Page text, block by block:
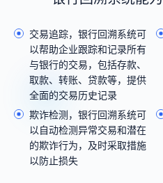
交易追踪，银行回溯系统可
以帮助企业跟踪和记录所有
与银行的交易，包括存款、
取款、转账、贷款等，提供
全面的交易历史记录
欺诈检测，银行回溯系统可
以自动检测异常交易和潜在
的欺诈行为，及时采取措施
以防止损失